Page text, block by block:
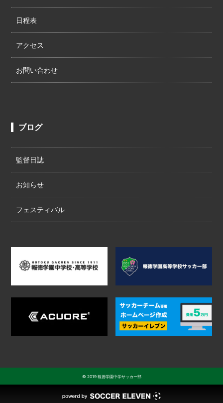
日程表
アクセス
お問い合わせ
ブログ
監督日誌
お知らせ
フェスティバル
© 2019 報徳学園中学サッカー部